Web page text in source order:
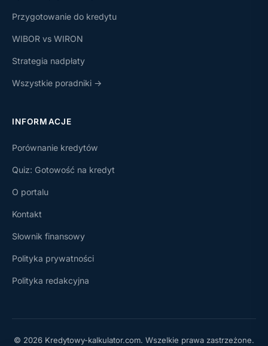
Przygotowanie do kredytu
WIBOR vs WIRON
Strategia nadpłaty
Wszystkie poradniki →
INFORMACJE
Porównanie kredytów
Quiz: Gotowość na kredyt
O portalu
Kontakt
Słownik finansowy
Polityka prywatności
Polityka redakcyjna
© 2026 Kredytowy-kalkulator.com. Wszelkie prawa zastrzeżone.